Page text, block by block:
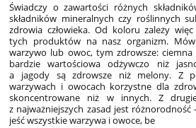
Świadczy o zawartości różnych
składników mineralnych czy roślinnych
zdrowia człowieka. Od koloru zależy
tych produktów na nasz organizm.
warzywo lub owoc, tym zdrowsze: ciemna
bardzie wartościowa odżywczo niż
a jagody są zdrowsze niż melony. Z
warzywach i owocach korzystne dla
skoncentrowane niż w innych. Z
z najważniejszych zasad jest różnorodność
jeść wszystkie warzywa i owoce, be